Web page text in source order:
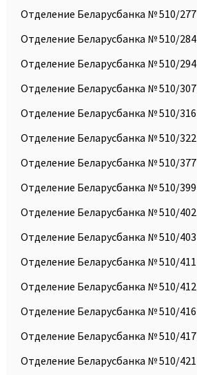
Отделение Беларусбанка № 510/277
Отделение Беларусбанка № 510/284
Отделение Беларусбанка № 510/294
Отделение Беларусбанка № 510/307
Отделение Беларусбанка № 510/316
Отделение Беларусбанка № 510/322
Отделение Беларусбанка № 510/377
Отделение Беларусбанка № 510/399
Отделение Беларусбанка № 510/402
Отделение Беларусбанка № 510/403
Отделение Беларусбанка № 510/411
Отделение Беларусбанка № 510/412
Отделение Беларусбанка № 510/416
Отделение Беларусбанка № 510/417
Отделение Беларусбанка № 510/421